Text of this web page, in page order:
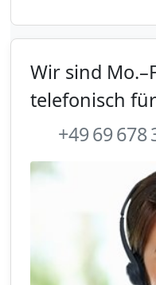
Wir sind
telefonisch
+49 69 678